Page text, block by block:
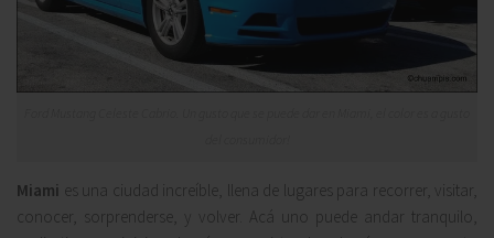
Miami es una ciudad increíble, llena de lugares para recorrer, visitar,
conocer, sorprenderse, y volver. Acá uno puede andar tranquilo,